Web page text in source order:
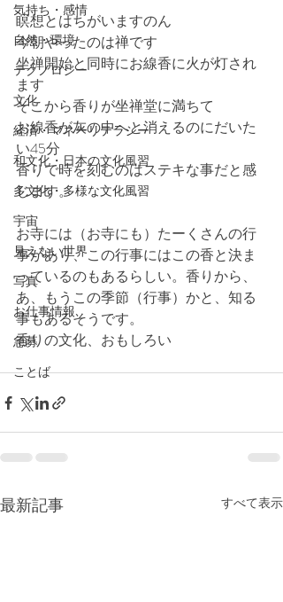
気持ち・感情
自然・環境
テクノロジー
文化
経済・マネーリテラシー
和文化・日本の文化風習
多文化・多様な文化風習
宇宙
見えない世界
写真
お仕事情報
急募
ことば
瞑想とはちがいますのん
今朝やったのは禅です
坐禅開始と同時にお線香に火が灯され
ます
そこから香りが坐禅堂に満ちて
お線香が灰の中へと消えるのにだいた
い45分
香りで時を刻むのはステキな事だと感
じます。
お寺には（お寺にも）たーくさんの行
事があり、この行事にはこの香と決ま
っているのもあるらしい。香りから、
あ、もうこの季節（行事）かと、知る
事もあるそうです。
香りの文化、おもしろい
最新記事 すべて表示